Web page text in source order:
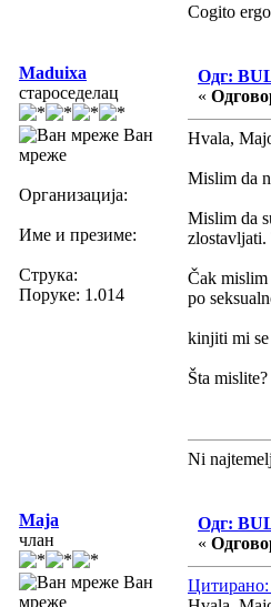
Cogito
Maduixa
староседелац
Ван
мреже
Организација:
Име и презиме:
Струка:
Поруке: 1.014
Одг:
«
Hvala,
Mislim da
Mislim da
zlostavljati.
Čak mislim
po
kinjiti mi se
Šta mislite?
Ni
Maja
члан
Ван
мреже
Одг:
«
Цитирано: